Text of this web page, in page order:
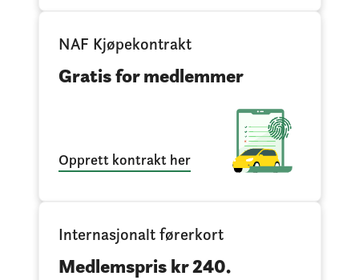
NAF Kjøpekontrakt
Gratis for medlemmer
Opprett kontrakt her
Internasjonalt førerkort
Medlemspris kr 240.